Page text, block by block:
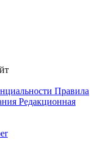
Правила
Редакционная